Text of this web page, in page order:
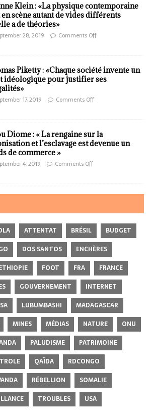
Klein : «La physique contemporaine
scène autant de vides différents
a de théories»
28, 2019 Comments Off
Piketty : «Chaque société invente un
idéologique pour justifier ses
17, 2019 Comments Off
Diome : « La rengaine sur la
et l’esclavage est devenue un
de commerce »
4, 2019 Comments Off
ATTENTAT BRÉSIL
BUDGET
DOS SANTOS
ENCHÈRES
FOOT FRA
FRANCE
GOUVERNEMENT
INTERNET
LUBUMBASHI
MADAGASCAR
MINES MÉDIAS NATURE
ONU
PALUDISME
PATRIMOINE
QAÏDA
RDCONGO
RÉBELLION
SOMALIE
TROUBLES
USA